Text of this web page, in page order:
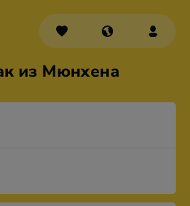
из Мюнхена